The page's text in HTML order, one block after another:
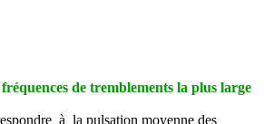
de tremblements la plus large
à la pulsation moyenne des